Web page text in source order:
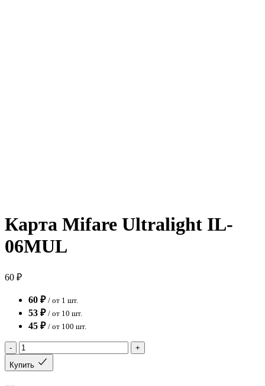
Карта Mifare Ultralight IL-
06MUL
60 ₽
60 ₽ / от 1 шт.
53 ₽ / от 10 шт.
45 ₽ / от 100 шт.
-
+
Купить